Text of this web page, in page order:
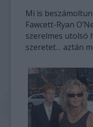
Mi is
Fawcett-Ryan
szerelmes utolsó
szeretet… aztán